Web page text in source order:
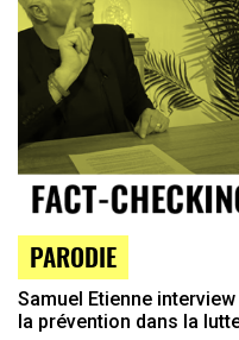
PARODIE
Samuel Etienne
la prévention dans la